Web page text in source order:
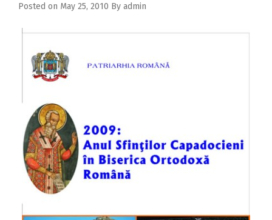
Posted on May 25, 2010 By admin